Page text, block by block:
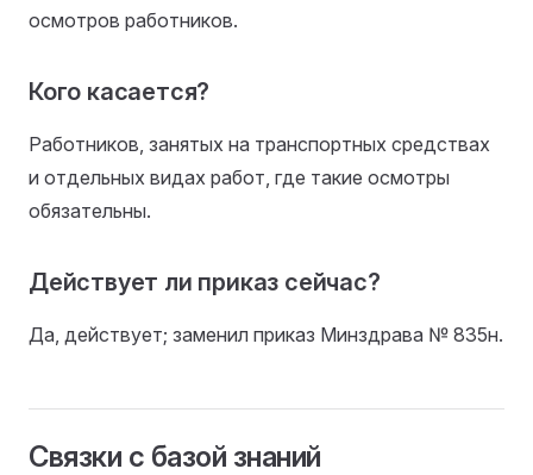
осмотров работников.
Кого касается?
Работников, занятых на транспортных средствах
и отдельных видах работ, где такие осмотры
обязательны.
Действует ли приказ сейчас?
Да, действует; заменил приказ Минздрава № 835н.
Связки с базой знаний